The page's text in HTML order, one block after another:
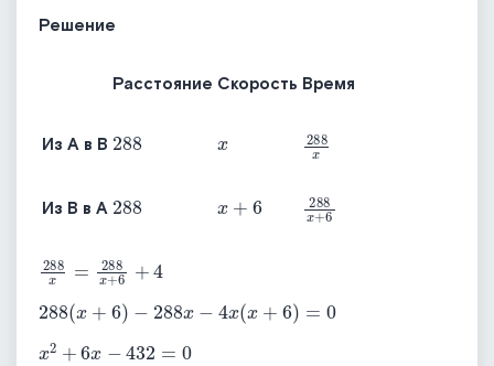
Решение
Расстояние Скорость Время
Из A в B
288 288
Из B в A
288 288
288 288 +
288x 288 x−4x =
2 x 432=0